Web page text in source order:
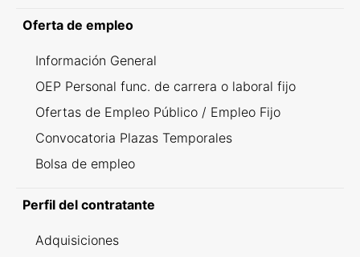
Oferta de empleo
Información General
OEP Personal func. de carrera o laboral fijo
Ofertas de Empleo Público / Empleo Fijo
Convocatoria Plazas Temporales
Bolsa de empleo
Perfil del contratante
Adquisiciones